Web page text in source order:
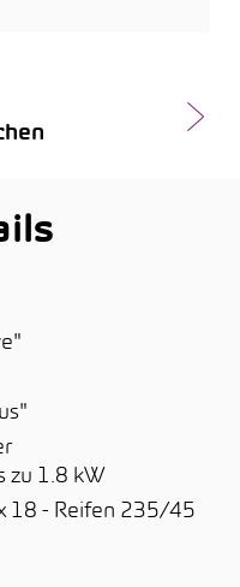
zu 1.8 kW
18 - Reifen 235/45